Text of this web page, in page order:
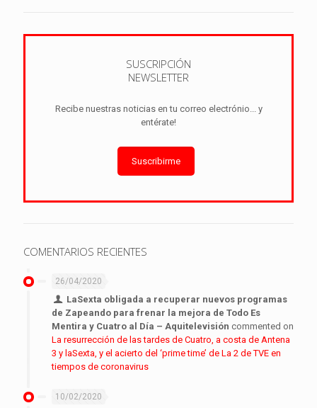
SUSCRIPCIÓN
NEWSLETTER
Recibe nuestras noticias en tu correo electrónio... y
entérate!
Suscribirme
COMENTARIOS RECIENTES
26/04/2020
LaSexta obligada a recuperar nuevos programas
de Zapeando para frenar la mejora de Todo Es
Mentira y Cuatro al Día – Aquitelevisión commented on
La resurrección de las tardes de Cuatro, a costa de Antena
3 y laSexta, y el acierto del ‘prime time’ de La 2 de TVE en
tiempos de coronavirus
10/02/2020